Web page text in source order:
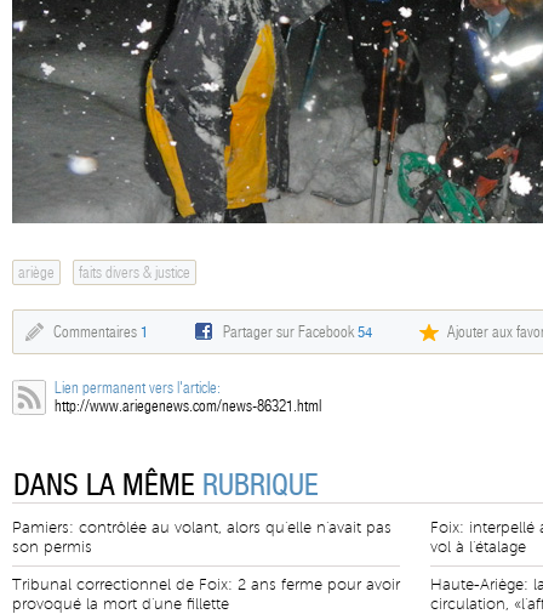
ariège faits divers & justice
Commentaires 1 Partager sur Facebook54 Ajouter aux
Lien permanent vers l'article:
http://www.ariegenews.com/news-86321.html
DANS LA MÊME RUBRIQUE
Pamiers: contrôlée au volant, alors qu'elle n'avait pas
son permis
Tribunal correctionnel de Foix: 2 ans ferme pour avoir
provoqué la mort d'une fillette
Foix: interpellé
vol à l'étalage
Haute-Ariège:
circulation,